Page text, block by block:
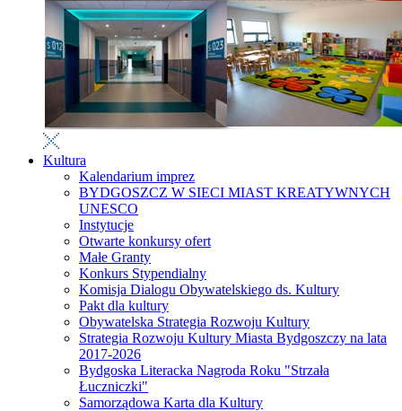
Kultura
Kalendarium imprez
BYDGOSZCZ W SIECI MIAST KREATYWNYCH
UNESCO
Instytucje
Otwarte konkursy ofert
Małe Granty
Konkurs Stypendialny
Komisja Dialogu Obywatelskiego ds. Kultury
Pakt dla kultury
Obywatelska Strategia Rozwoju Kultury
Strategia Rozwoju Kultury Miasta Bydgoszczy na lata
2017-2026
Bydgoska Literacka Nagroda Roku "Strzała
Łuczniczki"
Samorządowa Karta dla Kultury